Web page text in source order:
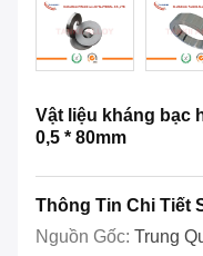
Vật liệu kháng bạc
0,5 * 80mm
Thông Tin Chi Tiết
Nguồn Gốc: Trung